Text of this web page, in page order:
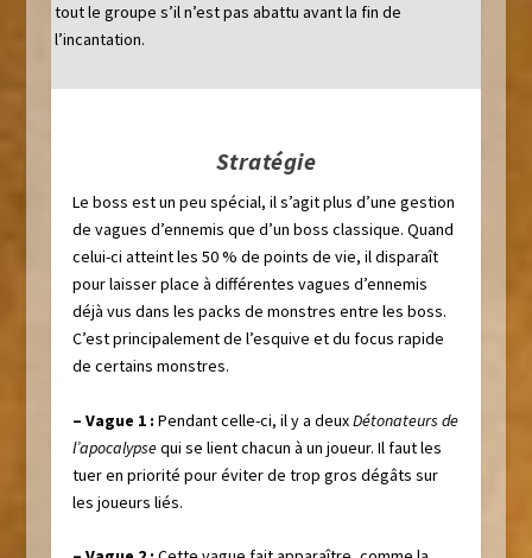
tout le groupe s’il n’est pas abattu avant la fin de
l’incantation.
Stratégie
Le boss est un peu spécial, il s’agit plus d’une gestion
de vagues d’ennemis que d’un boss classique. Quand
celui-ci atteint les 50 % de points de vie, il disparaît
pour laisser place à différentes vagues d’ennemis
déjà vus dans les packs de monstres entre les boss.
C’est principalement de l’esquive et du focus rapide
de certains monstres.
– Vague 1 : Pendant celle-ci, il y a deuxDétonateurs de
l’apocalypsequi se lient chacun à un joueur. Il faut les
tuer en priorité pour éviter de trop gros dégâts sur
les joueurs liés.